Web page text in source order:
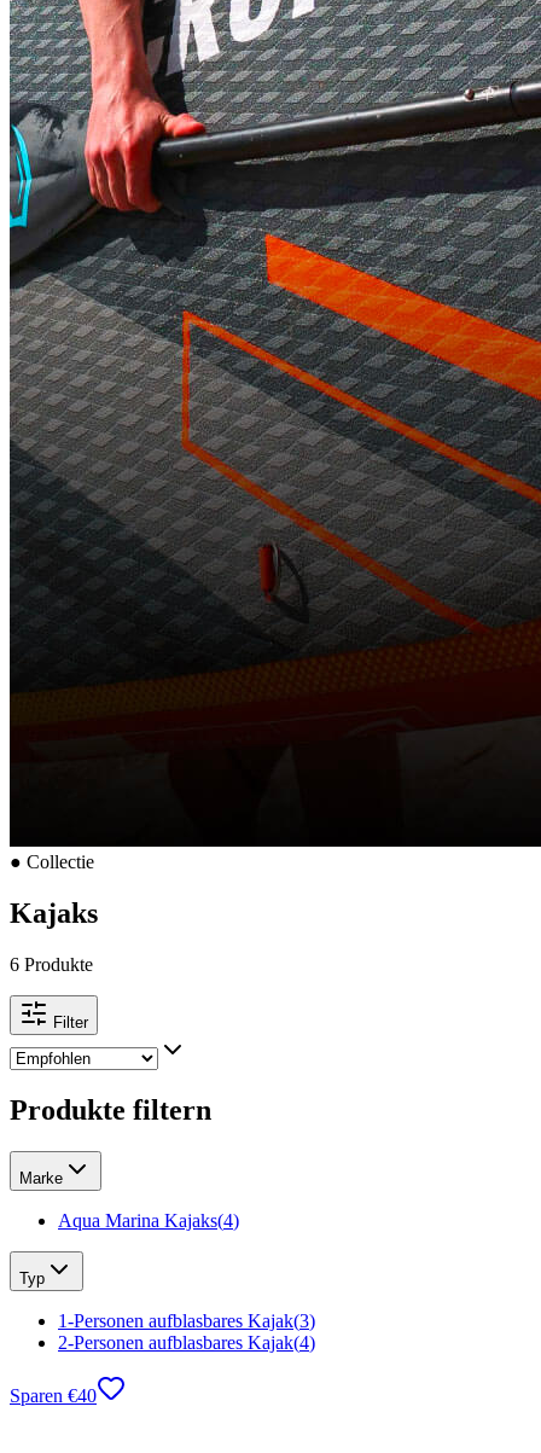
● Collectie
Kajaks
6 Produkte
Filter
Produkte filtern
Marke
Aqua Marina Kajaks(4)
Typ
1-Personen aufblasbares Kajak(3)
2-Personen aufblasbares Kajak(4)
Sparen €40